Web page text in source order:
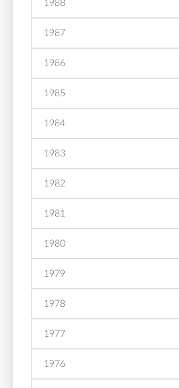
1988
1987
1986
1985
1984
1983
1982
1981
1980
1979
1978
1977
1976